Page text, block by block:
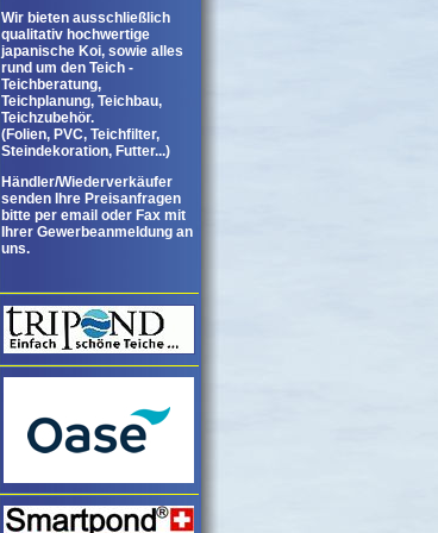
Wir bieten ausschließlich
qualitativ hochwertige
japanische Koi, sowie alles
rund um den Teich -
Teichberatung,
Teichplanung, Teichbau,
Teichzubehör.
(Folien, PVC, Teichfilter,
Steindekoration, Futter...)
Händler/Wiederverkäufer
senden Ihre Preisanfragen
bitte per email oder Fax mit
Ihrer Gewerbeanmeldung an
uns.